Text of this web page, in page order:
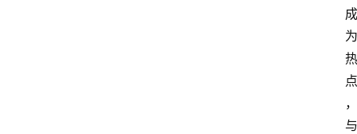
成
为
热
点
，
与